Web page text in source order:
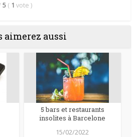
5 ( 1 vote )
aimerez aussi
5 bars et restaurants
insolites à Barcelone
15/02/2022